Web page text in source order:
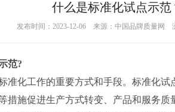
什么是标准化试点示范
发布时间：2023-12-06 来源： 中国品牌质量网
范?
化工作的重要方式和手段。标准化试
措施促进生产方式转变、产品和服务